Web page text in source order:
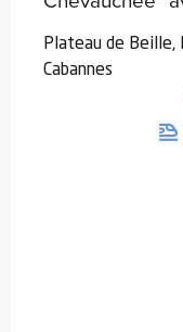
Plateau de
Cabannes